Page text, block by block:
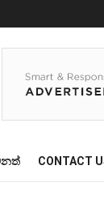
CONTACT